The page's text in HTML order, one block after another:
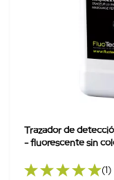
Trazador de
- fluorescente sin
(1)